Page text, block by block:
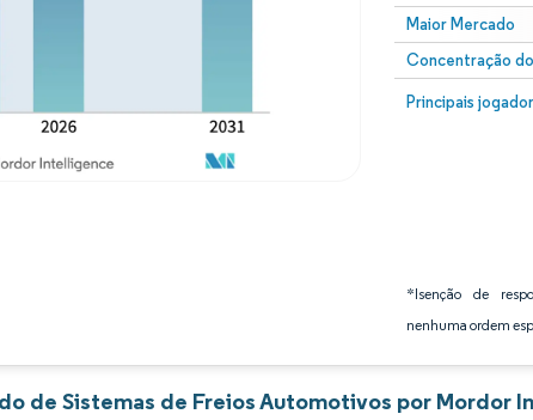
Maior Mercado
Concentração
Principais
*Isenção de
nenhuma ordem
Imagem © Mordor
de Sistemas de Freios Automotivos por Mordor